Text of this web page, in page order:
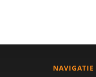
NAVIGATIE